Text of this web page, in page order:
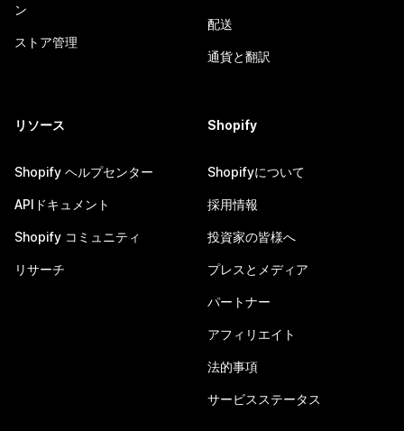
ン
ストア管理
配送
通貨と翻訳
リソース
Shopify ヘルプセンター
APIドキュメント
Shopify コミュニティ
リサーチ
Shopify
Shopifyについて
採用情報
投資家の皆様へ
プレスとメディア
パートナー
アフィリエイト
法的事項
サービスステータス